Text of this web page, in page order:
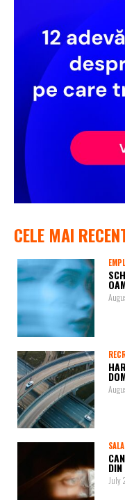
CELE MAI